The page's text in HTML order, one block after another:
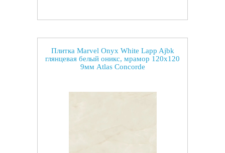
Плитка Marvel Onyx White Lapp Ajbk
глянцевая белый оникс, мрамор 120x120
9мм Atlas Concorde